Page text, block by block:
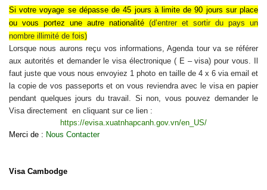
Sivotre voyage se dépasse de 45 jours à limite de 90 jours sur place
ou vous portez une autre nationalité (d’entrer et sortir du pays un
nombre illimité de fois)
Lorsque nous aurons reçu vos informations, Agenda tour va se référer
aux autorités et demander le visa électronique ( E – visa) pour vous. Il
faut juste que vous nous envoyiez 1 photo en taille de 4 x 6 via email et
la copie de vos passeports et on vous reviendra avec le visa en papier
pendant quelques jours du travail. Si non, vous pouvez demander le
Visa directement en cliquant sur ce lien :
https://evisa.xuatnhapcanh.gov.vn/en_US/
Merci de : Nous Contacter
Visa Cambodge